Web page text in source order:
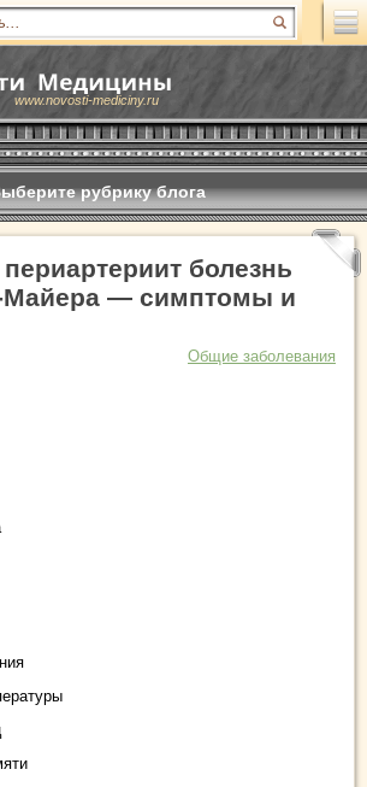
www.novosti-mediciny.ru
рубрику блога
болезнь
Майера — симптомы и
Общие заболевания